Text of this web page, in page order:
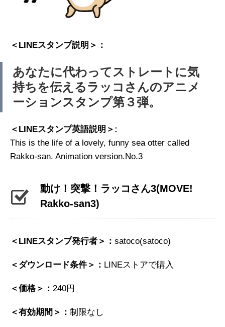
＜LINEスタンプ説明＞：
あなたに代わってストレートに気
持ちを伝えるラッコさんのアニメ
ーションスタンプ第３弾。
＜LINEスタンプ英語説明＞:
This is the life of a lovely, funny sea otter called
Rakko-san. Animation version.No.3
動け！突撃！ラッコさん3(MOVE!
Rakko-san3)
＜LINEスタンプ発行者＞： satoco(satoco)
＜ダウンロード条件＞： LINEストアで購入
＜価格＞： 240円
＜有効期間＞： 制限なし